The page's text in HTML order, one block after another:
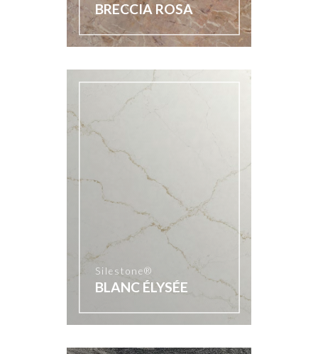
BRECCIA ROSA
Silestone®
BLANC ÉLYSÉE